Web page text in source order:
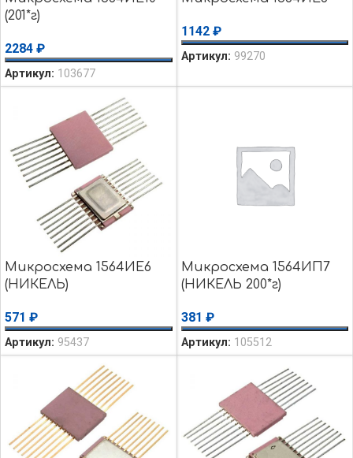
(201*г)
2284 ₽
Артикул: 103677
1142 ₽
Артикул: 99270
Микросхема 1564ИЕ6
(НИКЕЛЬ)
571 ₽
Артикул: 95437
Микросхема 1564ИП7
(НИКЕЛЬ 200*г)
381 ₽
Артикул: 105512